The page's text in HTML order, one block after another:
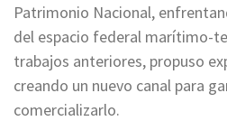
Patrimonio Nacional,
del espacio federal marítimo-
trabajos anteriores, propuso
creando un nuevo canal para
comercializarlo.